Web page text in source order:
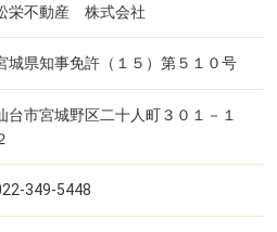
栄不動産 株式会社
城県知事免許（１５）第５１０号
台市宮城野区二十人町３０１－１
349-5448